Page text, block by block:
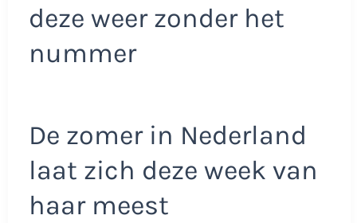
deze weer zonder het
nummer
De zomer in Nederland
laat zich deze week van
haar meest